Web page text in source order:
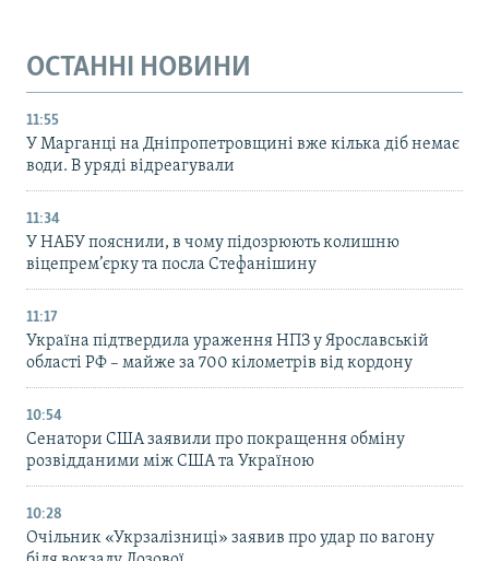
ОСТАННІ НОВИНИ
11:55
У Марганці на Дніпропетровщині вже кілька діб немає
води. В уряді відреагували
11:34
У НАБУ пояснили, в чому підозрюють колишню
віцепрем’єрку та посла Стефанішину
11:17
Україна підтвердила ураження НПЗ у Ярославській
області РФ – майже за 700 кілометрів від кордону
10:54
Сенатори США заявили про покращення обміну
розвідданими між США та Україною
10:28
Очільник «Укрзалізниці» заявив про удар по вагону